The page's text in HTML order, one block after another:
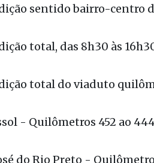
- Quilômetros 231 a
sentido bairro-centro
total, das 8h30 às
total do viaduto
- Quilômetros 452 ao